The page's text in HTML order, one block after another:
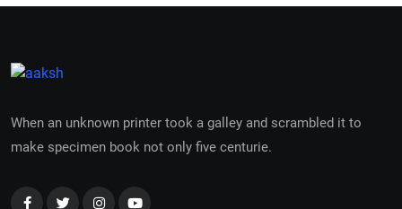
When an unknown printer took a galley and scrambled it to
make specimen book not only five centurie.